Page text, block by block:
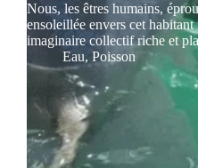
Nous, les êtres humains,
ensoleillée envers cet
imaginaire collectif riche et
Eau, Poisson